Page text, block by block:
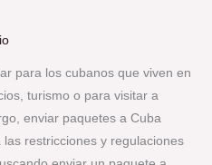
para los cubanos que viven en
turismo o para visitar a
enviar paquetes a Cuba
restricciones y regulaciones